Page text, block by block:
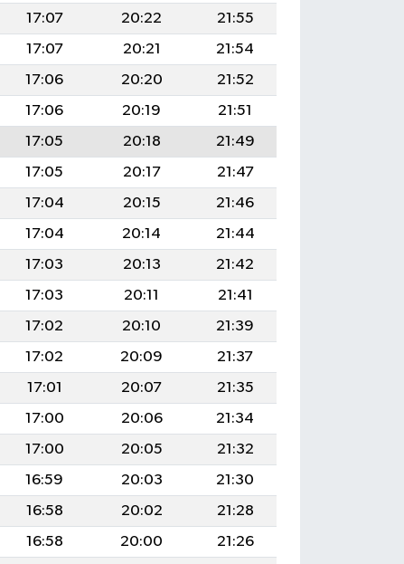
17:07 20:22
21:55
17:07 20:21
21:54
17:06 20:20
21:52
17:06 20:19
21:51
17:05 20:18
21:49
17:05 20:17
21:47
17:04 20:15
21:46
17:04 20:14
21:44
17:03 20:13
21:42
17:03 20:11
21:41
17:02 20:10
21:39
17:02 20:09
21:37
17:01 20:07
21:35
17:00 20:06
21:34
17:00 20:05
21:32
16:59 20:03
21:30
16:58 20:02
21:28
16:58 20:00
21:26